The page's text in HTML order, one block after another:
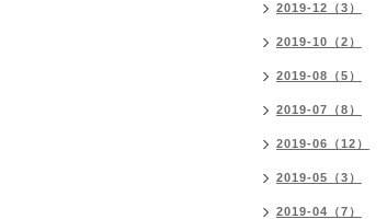
2019-12（3）
2019-10（2）
2019-08（5）
2019-07（8）
2019-06（12）
2019-05（3）
2019-04（7）